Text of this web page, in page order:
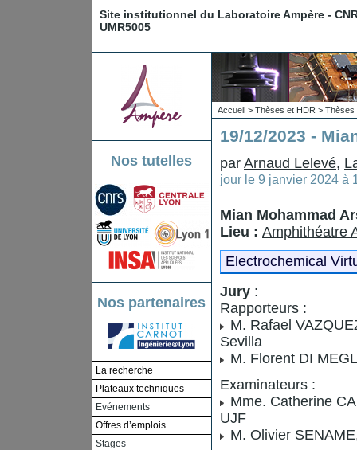
Site institutionnel du Laboratoire Ampère -
UMR5005
Nos tutelles
Nos partenaires
La recherche
Plateaux techniques
Evénements
Offres d’emplois
Stages
Accueil > Thèses et HDR > Thèses
19/12/2023 -
par Arnaud Lelevé,
jour le 9 janvier 2024 à
Mian Mohammad
Lieu : Amphithéatre
Electrochemical
Jury :
Rapporteurs :
M. Rafael
Sevilla
M. Florent DI
Examinateurs :
Mme. Catherine
UJF
M. Olivier